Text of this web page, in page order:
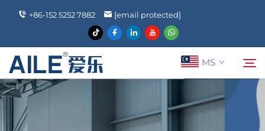
+86-152 5252 7882 [email protected]
MS
Mengenai Kami